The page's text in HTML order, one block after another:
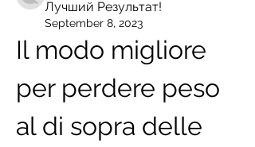
Лучший Результат!
September 8, 2023
Il modo migliore
per perdere peso
al di sopra delle